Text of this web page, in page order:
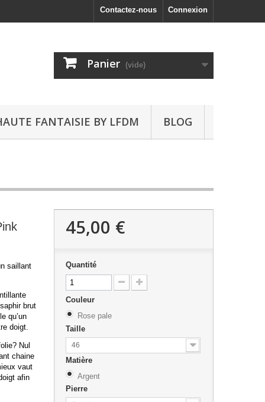
Connexion
Contactez-nous
Panier (vide)
FANTAISIE BY LFDM BLOG
saillant
brut
qu’un
doigt.
Nul
chaine
vaut
afin
45,00 €
Quantité
Couleur
Rose pale
Taille
46
Matière
Argent
Pierre